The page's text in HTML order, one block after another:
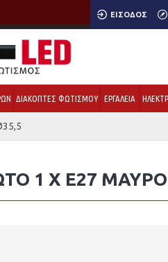
ΕΊΣΟΔΟΣ
ΔΙΑΚΟΠΤΕΣ ΦΩΤΙΣΜΟΥ ΕΡΓΑΛΕΙΑ
1 X Ε27 ΜΑΎΡΟ